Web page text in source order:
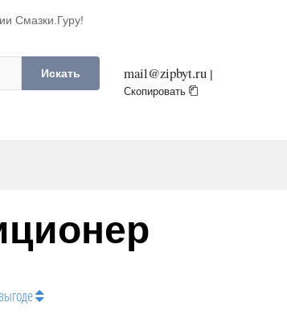
Смазки.Гуру!
Искать mail@zipbyt.ru |
Скопировать